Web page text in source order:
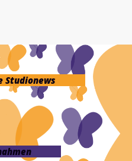
Studionews